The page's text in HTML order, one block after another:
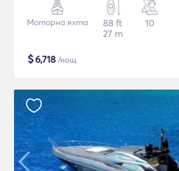
Моторна яхта
88 ft
27 m
10
$6,718 /нощ